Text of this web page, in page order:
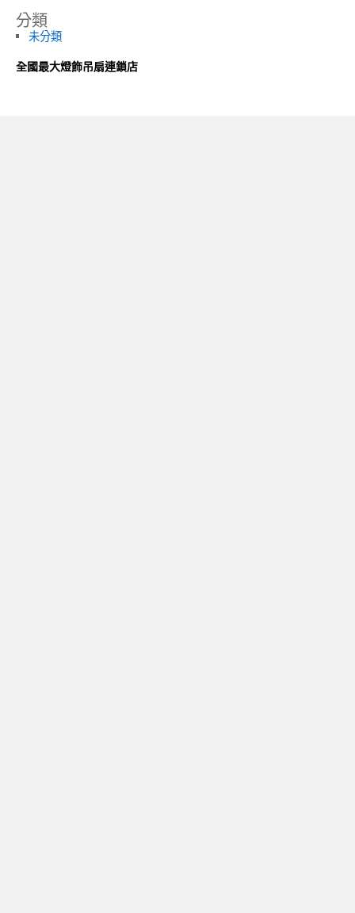
分類
未分類
全國最大燈飾吊扇連鎖店